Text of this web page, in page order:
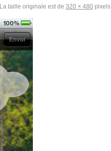
La taille originale est de 320 × 480 pixels